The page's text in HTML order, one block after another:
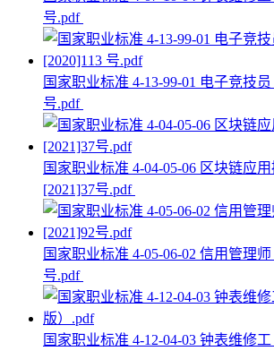
号.pdf
国家职业标准 4-13-99-01 电子竞技
号.pdf
国家职业标准 4-04-05-06 区块链应
[2021]37号.pdf
国家职业标准 4-05-06-02 信用管理
号.pdf
国家职业标准 4-12-04-03 钟表维修